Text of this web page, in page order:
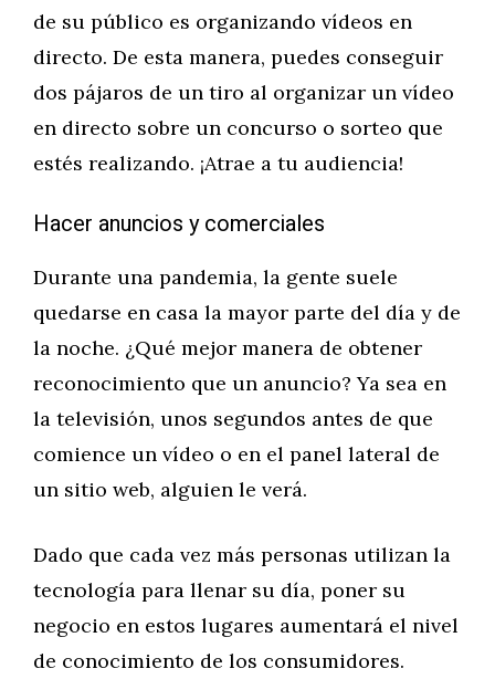
de su público es organizando vídeos en
directo. De esta manera, puedes conseguir
dos pájaros de un tiro al organizar un vídeo
en directo sobre un concurso o sorteo que
estés realizando. ¡Atrae a tu audiencia!
Hacer anuncios y comerciales
Durante una pandemia, la gente suele
quedarse en casa la mayor parte del día y de
la noche. ¿Qué mejor manera de obtener
reconocimiento que un anuncio? Ya sea en
la televisión, unos segundos antes de que
comience un vídeo o en el panel lateral de
un sitio web, alguien le verá.
Dado que cada vez más personas utilizan la
tecnología para llenar su día, poner su
negocio en estos lugares aumentará el nivel
de conocimiento de los consumidores.